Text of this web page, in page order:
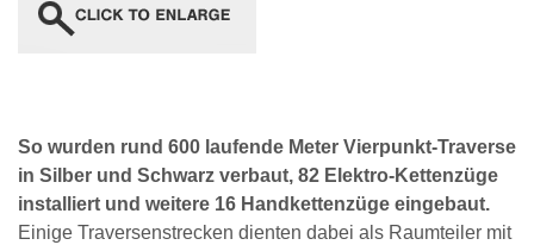
So wurden rund 600 laufende Meter Vierpunkt-Traverse
in Silber und Schwarz verbaut, 82 Elektro-Kettenzüge
installiert und weitere 16 Handkettenzüge eingebaut.
Einige Traversenstrecken dienten dabei als Raumteiler mit